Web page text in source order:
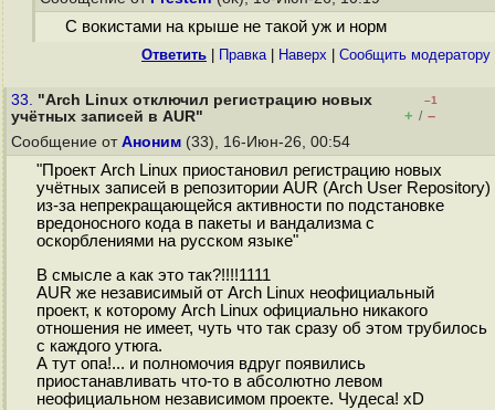
С вокистами на крыше не такой уж и норм
Ответить Правка| Наверх Cообщить модератору
33. "Arch Linux отключил регистрацию новых
учётных записей в AUR"
–1
+ / –
Сообщение от Аноним (33), 16-Июн-26, 00:54
"Проект Arch Linux приостановил регистрацию новых
учётных записей в репозитории AUR (Arch User Repository)
из-за непрекращающейся активности по подстановке
вредоносного кода в пакеты и вандализма с
оскорблениями на русском языке"
В смысле а как это так?!!!!1111
AUR же независимый от Arch Linux неофициальный
проект, к которому Arch Linux официально никакого
отношения не имеет, чуть что так сразу об этом трубилось
с каждого утюга.
А тут опа!... и полномочия вдруг появились
приостанавливать что-то в абсолютно левом
неофициальном независимом проекте. Чудеса! xD